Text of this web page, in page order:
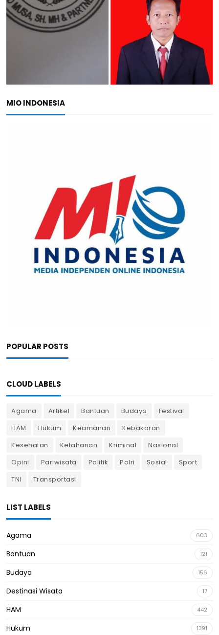
MIO INDONESIA
POPULAR POSTS
CLOUD LABELS
Agama Artikel Bantuan Budaya
Festival
HAM
Hukum Keamanan
Kebakaran
Kesehatan
Ketahanan Kriminal
Nasional
Opini
Pariwisata Politik Polri Sosial
Sport
TNI
Transportasi
LIST LABELS
Agama 603
Bantuan 121
Budaya 156
Destinasi Wisata 17
HAM 442
Hukum 1391